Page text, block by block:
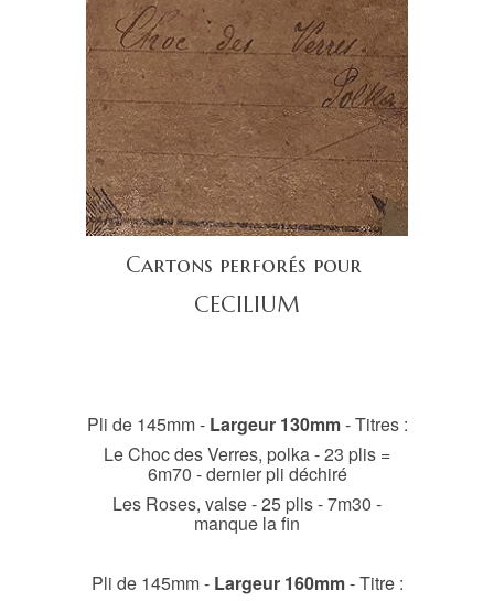
Objets précieux, Bijoux et
Trinkspiel
Cartons perforés pour
CECILIUM
Pli de 145mm - Largeur 130mm- Titres :
Le Choc des Verres, polka - 23 plis =
6m70 - dernier pli déchiré
Les Roses, valse - 25 plis - 7m30 -
manque la fin
Pli de 145mm - Largeur 160mm- Titre :